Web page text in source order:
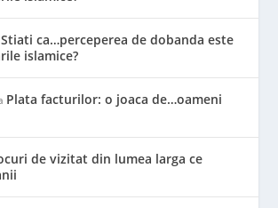
Stiati ca…perceperea de dobanda este
islamice?
Plata facturilor: o joaca de…oameni
de vizitat din lumea larga ce